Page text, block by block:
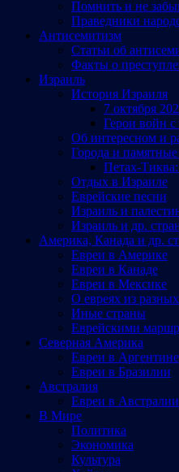
Помнить и не
Праведники
Антисемитизм
Статьи об
Факты о
Израиль
История Израиля
7 октября
Герои войн с
Об интересном и
Города и
Петах-
Отдых в Израиле
Еврейские песни
Израиль и
Израиль и др.
Америка, Канада и др.
Евреи в Америке
Евреи в Канаде
Евреи в Мексике
О евреях из
Иные страны
Еврейскими
Северная Америка
Евреи в Аргентине
Евреи в Бразилии
Австралия
Евреи в Австралии
В Мире
Политика
Экономика
Культура